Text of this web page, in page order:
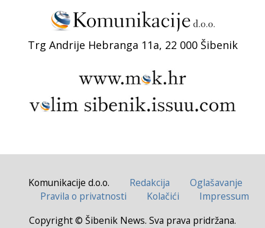
Trg Andrije Hebranga 11a, 22 000 Šibenik
Komunikacije d.o.o. Redakcija
Oglašavanje
Pravila o privatnosti
Kolačići
Impressum
Copyright © Šibenik News. Sva prava pridržana.